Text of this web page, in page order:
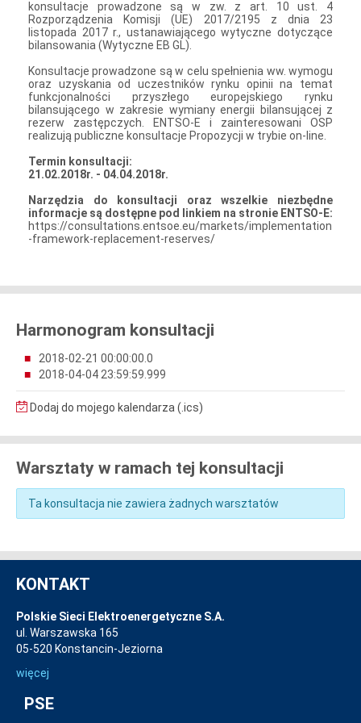
konsultacje prowadzone są w zw. z art. 10 ust. 4
Rozporządzenia Komisji (UE) 2017/2195 z dnia 23
listopada 2017 r., ustanawiającego wytyczne dotyczące
bilansowania (Wytyczne EB GL).
Konsultacje prowadzone są w celu spełnienia ww. wymogu
oraz uzyskania od uczestników rynku opinii na temat
funkcjonalności przyszłego europejskiego rynku
bilansującego w zakresie wymiany energii bilansującej z
rezerw zastępczych. ENTSO-E i zainteresowani OSP
realizują publiczne konsultacje Propozycji w trybie on-line.
Termin konsultacji:
21.02.2018r. - 04.04.2018r.
Narzędzia do konsultacji oraz wszelkie niezbędne
informacje są dostępne pod linkiem na stronie ENTSO-E:
https://consultations.entsoe.eu/markets/implementation
-framework-replacement-reserves/
Harmonogram konsultacji
2018-02-21 00:00:00.0
2018-04-04 23:59:59.999
Dodaj do mojego kalendarza (.ics)
Warsztaty w ramach tej konsultacji
Ta konsultacja nie zawiera żadnych warsztatów
KONTAKT
Polskie Sieci Elektroenergetyczne S.A.
ul. Warszawska 165
05-520 Konstancin-Jeziorna
więcej
PSE